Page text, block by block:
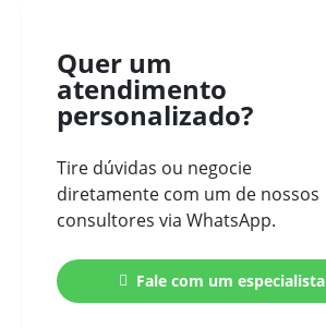
Quer um
atendimento
personalizado?
Tire dúvidas ou negocie
diretamente com um de nossos
consultores via WhatsApp.
Fale com um especialista